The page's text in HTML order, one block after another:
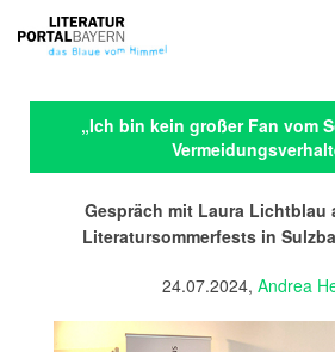
„Ich bin kein großer Fan vom
Gespräch mit Laura Lichtblau
Literatursommerfests in
24.07.2024, Andrea